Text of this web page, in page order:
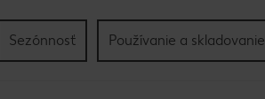
Sezónnosť Používanie a skladovanie